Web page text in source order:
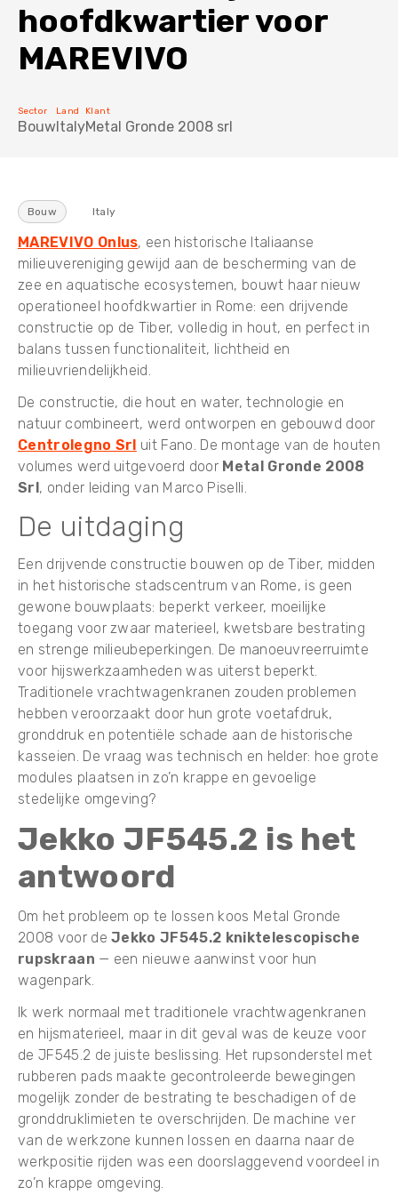
De mobiliteit van een industrieel voertuig met de kracht
van een Jekko-minikraan.
5T Hijsbalk
20T Hijsbalk
hoofdkwartier voor
MAREVIVO
Sector
Bouw
Land
Italy
Klant
Metal Gronde 2008 srl
Bouw Italy
MAREVIVO Onlus, een historische Italiaanse
milieuvereniging gewijd aan de bescherming van de
zee en aquatische ecosystemen, bouwt haar nieuw
operationeel hoofdkwartier in Rome: een drijvende
constructie op de Tiber, volledig in hout, en perfect in
balans tussen functionaliteit, lichtheid en
milieuvriendelijkheid.
De constructie, die hout en water, technologie en
natuur combineert, werd ontworpen en gebouwd door
Centrolegno Srl uit Fano. De montage van de houten
volumes werd uitgevoerd door Metal Gronde 2008
Srl , onder leiding van Marco Piselli.
De uitdaging
Een drijvende constructie bouwen op de Tiber, midden
in het historische stadscentrum van Rome, is geen
gewone bouwplaats: beperkt verkeer, moeilijke
toegang voor zwaar materieel, kwetsbare bestrating
en strenge milieubeperkingen. De manoeuvreerruimte
voor hijswerkzaamheden was uiterst beperkt.
Traditionele vrachtwagenkranen zouden problemen
hebben veroorzaakt door hun grote voetafdruk,
gronddruk en potentiële schade aan de historische
kasseien. De vraag was technisch en helder: hoe grote
modules plaatsen in zo’n krappe en gevoelige
stedelijke omgeving?
Jekko JF545.2 is het
antwoord
Om het probleem op te lossen koos Metal Gronde
2008 voor deJekko JF545.2 kniktelescopische
rupskraan — een nieuwe aanwinst voor hun
wagenpark.
Ik werk normaal met traditionele vrachtwagenkranen
en hijsmaterieel, maar in dit geval was de keuze voor
de JF545.2 de juiste beslissing. Het rupsonderstel met
rubberen pads maakte gecontroleerde bewegingen
mogelijk zonder de bestrating te beschadigen of de
gronddruklimieten te overschrijden. De machine ver
van de werkzone kunnen lossen en daarna naar de
werkpositie rijden was een doorslaggevend voordeel in
zo’n krappe omgeving.